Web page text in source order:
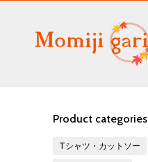
Product categories
Tシャツ・カットソー